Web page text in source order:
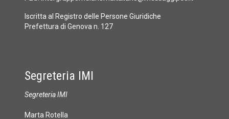
Iscritta al Registro delle Persone Giuridiche
Prefettura di Genova n. 127
Segreteria IMI
Segreteria IMI
Marta Rotella